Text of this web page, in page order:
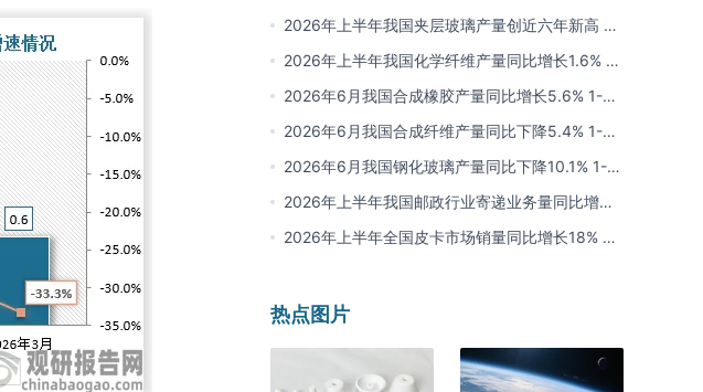
重量箱 同比下降5.7% 其中河北产量最多 占比16%
2026年上半年我国夹层玻璃产量创近六年新高 约
为7964.8万平方米 同比下降0.9%
2026年上半年我国化学纤维产量同比增长1.6% 其
中浙江、江苏产量分别占比42.03%、31.34%
2026年6月我国合成橡胶产量同比增长5.6% 1-6
月累计产量同比增长6.4%
2026年6月我国合成纤维产量同比下降5.4% 1-6
月累计产量为3815.7万吨 同比增长0.8%
2026年6月我国钢化玻璃产量同比下降10.1% 1-6
月累计产量同比下降8.4%
2026年上半年我国邮政行业寄递业务量同比增长
4.2% 业务收入同比增长6%
2026年上半年全国皮卡市场销量同比增长18% 出
热点图片